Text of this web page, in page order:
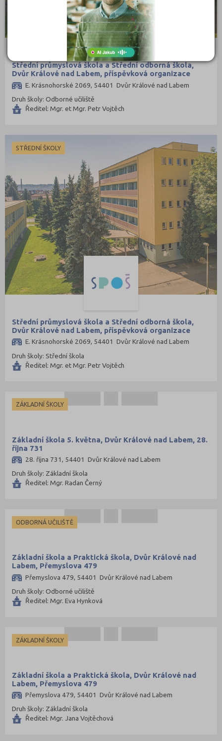
Střední průmyslová škola a Střední odborná škola,
Dvůr Králové nad Labem, příspěvková organizace
E. Krásnohorské 2069, 54401 Dvůr Králové nad Labem
Druh školy: Odborné učiliště
Ředitel: Mgr. et Mgr. Petr Vojtěch
STŘEDNÍ ŠKOLY
Střední průmyslová škola a Střední odborná škola,
Dvůr Králové nad Labem, příspěvková organizace
E. Krásnohorské 2069, 54401 Dvůr Králové nad Labem
Druh školy: Střední škola
Ředitel: Mgr. et Mgr. Petr Vojtěch
ZÁKLADNÍ ŠKOLY
Základní škola 5. května, Dvůr Králové nad Labem, 28.
října 731
28. října 731, 54401 Dvůr Králové nad Labem
Druh školy: Základní škola
Ředitel: Mgr. Radan Černý
ODBORNÁ UČILIŠTĚ
Základní škola a Praktická škola, Dvůr Králové nad
Labem, Přemyslova 479
Přemyslova 479, 54401 Dvůr Králové nad Labem
Druh školy: Odborné učiliště
Ředitel: Mgr. Eva Hynková
ZÁKLADNÍ ŠKOLY
Základní škola a Praktická škola, Dvůr Králové nad
Labem, Přemyslova 479
Přemyslova 479, 54401 Dvůr Králové nad Labem
Druh školy: Základní škola
Ředitel: Mgr. Jana Vojtěchová